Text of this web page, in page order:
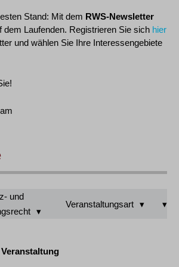
Stand: Mit dem RWS-Newsletter
dem Laufenden. Registrieren Sie sich hier
und wählen Sie Ihre Interessengebiete
und
Veranstaltungsart
Veranstaltung